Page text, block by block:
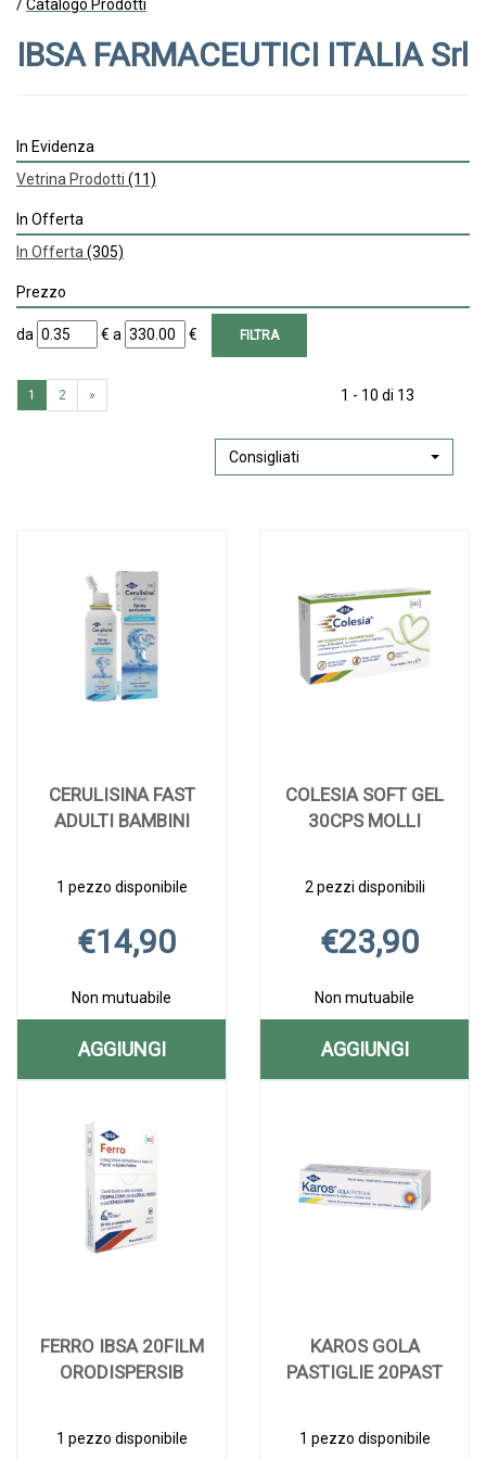
/Catalogo Prodotti
IBSA FARMACEUTICI ITALIA Srl
In Evidenza
Vetrina Prodotti (11)
In Offerta
In Offerta (305)
Prezzo
filtra
da
da €
filtra
a
a €
1 2 » 1 - 10 di 13
Consigliati
CERULISINA FAST
ADULTI BAMBINI
1 pezzo disponibile
€14,90
Non mutuabile
AGGIUNGI
AGGIUNGI CERULISINA
ADULTI
BAMBINI AL
CARRELLO
ADULTI
BAMBINI alla
FAST
ADULTI
COLESIA SOFT GEL
30CPS MOLLI
2 pezzi disponibili
€23,90
Non mutuabile
AGGIUNGI
AGGIUNGI
30CPS
MOLLI AL
MOLLI alla
wishlist
30CPS
MOLLI
FERRO IBSA 20FILM
ORODISPERSIB
1 pezzo disponibile
KAROS GOLA
PASTIGLIE 20PAST
1 pezzo disponibile